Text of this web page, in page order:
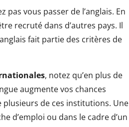
pas vous passer de l’anglais. En
recruté dans d’autres pays. Il
fait partie des critères de
, notez qu’en plus de
augmente vos chances
plusieurs de ces institutions. Une
d’emploi ou dans le cadre d’un